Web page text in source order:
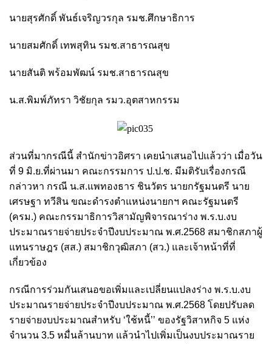
นายสุรศักดิ์ พันธ์เจริญวรกุล รมช.ศึกษาธิการ
นายสมศักดิ์ เทพสุทิน รมช.สาธารณสุข
นายสันติ พร้อมพัฒน์ รมช.สาธารณสุข
น.ส.พิมพ์ภัทรา วิชัยกุล รมว.อุตสาหกรรม
ส่วนที่มากรณีนี้ สำนักข่าวอิศรา เคยนำเสนอไปแล้วว่า เมื่อวัน
ที่ 9 มิ.ย.ที่ผ่านมา คณะกรรมการ ป.ป.ช. มีมติรับเรื่องกรณี
กล่าวหา กรณี น.ส.แพทองธาร ชินวัตร นายกรัฐมนตรี นาย
เศรษฐา ทวีสิน ขณะดำรงตำแหน่งนายกฯ คณะรัฐมนตรี
(ครม.) คณะกรรมาธิการวิสามัญพิจารณาร่าง พ.ร.บ.งบ
ประมาณรายจ่ายประจำปีงบประมาณ พ.ศ.2568 สมาชิกสภาผู้
แทนราษฎร (สส.) สมาชิกวุฒิสภา (สว.) และเจ้าหน้าที่ที่
เกี่ยวข้อง
กรณีการร่วมกันเสนอขอเพิ่มและเปลี่ยนแปลงร่าง พ.ร.บ.งบ
ประมาณรายจ่ายประจำปีงบประมาณ พ.ศ.2568 โดยปรับลด
รายจ่ายงบประมาณสำหรับ ‘ใช้หนี้’’ ของรัฐวิสาหกิจ 5 แห่ง
จำนวน 3.5 หมื่นล้านบาท แล้วนำไปเพิ่มเป็นงบประมาณราย